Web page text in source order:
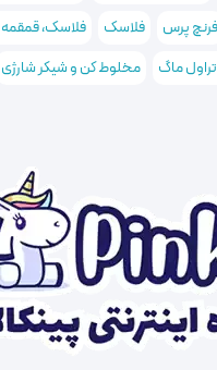
فرنچ پرس فلاسک
فلاسک،
ماگ مخلوط کن و شیکر شارژی